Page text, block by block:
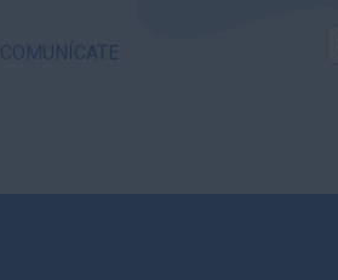
COMUNÍCATE